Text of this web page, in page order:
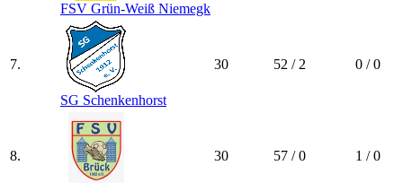
FSV Grün-Weiß Niemegk
7.
SG Schenkenhorst
30 52 / 2 0 / 0
8. 30 57 / 0 1 / 0